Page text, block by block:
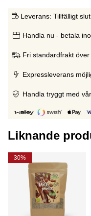
Leverans: Tillfälligt slut
Handla nu - betala
Fri standardfrakt
Expressleverans
Handla tryggt med
Liknande
30%